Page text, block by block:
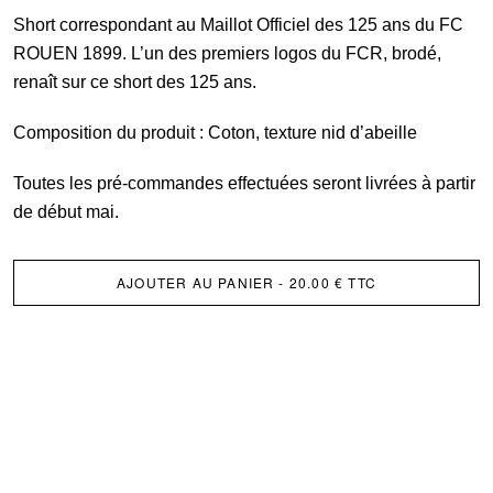
125
Short correspondant au Maillot Officiel des 125 ans du FC
ROUEN 1899. L’un des premiers logos du FCR, brodé,
renaît sur ce short des 125 ans.
Composition du produit : Coton, texture nid d’abeille
Toutes les pré-commandes effectuées seront livrées à partir
de début mai.
AJOUTER AU PANIER - 20.00 € TTC